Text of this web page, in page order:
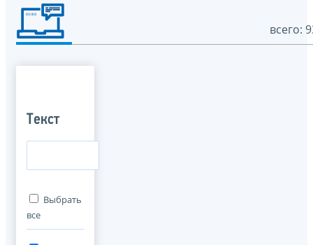
всего:
Текст
Выбрать
все